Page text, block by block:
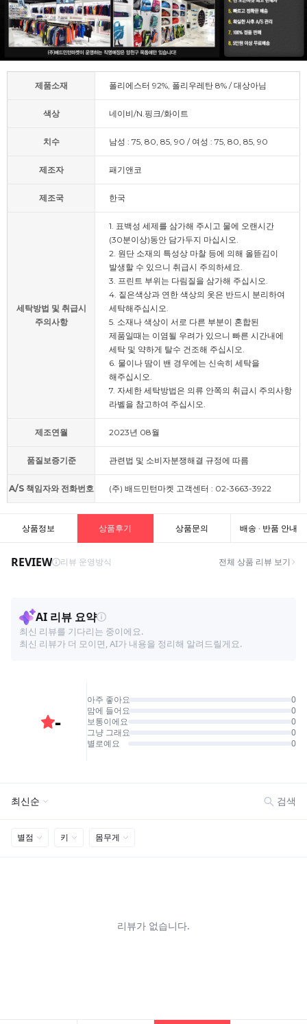
제품소재 폴리에스터 92%, 폴리우레탄 8% / 대상아님
색상 네이비/N.핑크/화이트
치수 남성 : 75, 80, 85, 90 / 여성 : 75, 80, 85, 90
제조자 패기앤코
제조국 한국
세탁방법 및 취급시
주의사항
1. 표백성 세제를 삼가해 주시고 물에 오랜시간
(30분이상)동안 담가두지 마십시오.
2. 원단 소재의 특성상 마찰 등에 의해 올뜯김이
발생할 수 있으니 취급시 주의하세요.
3. 프린트 부위는 다림질을 삼가해 주십시오.
4. 짙은색상과 연한 색상의 옷은 반드시 분리하여
세탁해주십시오.
5. 소재나 색상이 서로 다른 부분이 혼합된
제품일때는 이염될 우려가 있으니 빠른 시간내에
세탁 및 약하게 탈수 건조해 주십시오.
6. 물이나 땀이 밴 경우에는 신속히 세탁을
해주십시오.
7. 자세한 세탁방법은 의류 안쪽의 취급시 주의사항
라벨을 참고하여 주십시오.
제조연월 2023년 08월
품질보증기준 관련법 및 소비자분쟁해결 규정에 따름
A/S 책임자와 전화번호 (주) 배드민턴마켓 고객센터 : 02-3663-3922
상품정보 상품후기 상품문의 배송 · 반품 안내